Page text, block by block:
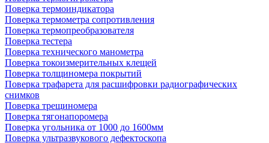
Поверка термоиндикатора
Поверка термометра сопротивления
Поверка термопреобразователя
Поверка тестера
Поверка технического манометра
Поверка токоизмерительных клещей
Поверка толщиномера покрытий
Поверка трафарета для расшифровки радиографических
снимков
Поверка трещиномера
Поверка тягонапоромера
Поверка угольника от 1000 до 1600мм
Поверка ультразвукового дефектоскопа